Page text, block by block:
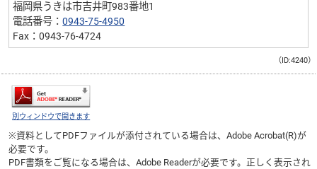
福岡県うきは市吉井町983番地1
電話番号：0943-75-4950
Fax：0943-76-4724
（ID:4240）
別ウィンドウで開きます
※資料としてPDFファイルが添付されている場合は、Adobe Acrobat(R)が
必要です。
PDF書類をご覧になる場合は、Adobe Readerが必要です。正しく表示され